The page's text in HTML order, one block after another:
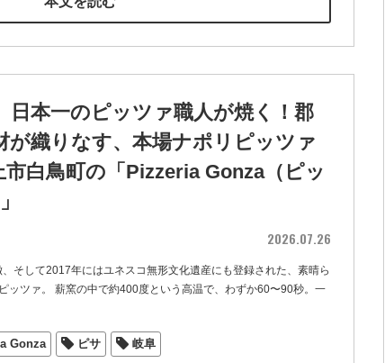
日本一のピッツァ職人が焼く！郡
が織りなす、本場ナポリピッツァ
市白鳥町の「Pizzeria Gonza（ピッ
2026.07.26
そして2017年にはユネスコ無形文化遺産にも登録された、素晴ら
ッツァ。 薪窯の中で約400度という高温で、わずか60〜90秒。一
Gonza ピサ 岐阜